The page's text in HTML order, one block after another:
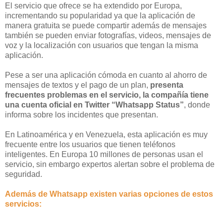
El servicio que ofrece se ha extendido por Europa,
incrementando su popularidad ya que la aplicación de
manera gratuita se puede compartir además de mensajes
también se pueden enviar fotografías, videos, mensajes de
voz y la localización con usuarios que tengan la misma
aplicación.
Pese a ser una aplicación cómoda en cuanto al ahorro de
mensajes de textos y el pago de un plan, presenta
frecuentes problemas en el servicio, la compañía tiene
una cuenta oficial en Twitter “Whatsapp Status”, donde
informa sobre los incidentes que presentan.
En Latinoamérica y en Venezuela, esta aplicación es muy
frecuente entre los usuarios que tienen teléfonos
inteligentes. En Europa 10 millones de personas usan el
servicio, sin embargo expertos alertan sobre el problema de
seguridad.
Además de Whatsapp existen varias opciones de estos
servicios: